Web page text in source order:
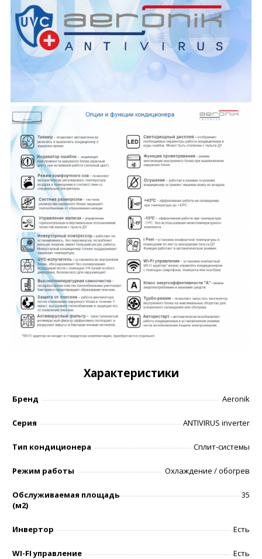
Характеристики
Бренд Aeronik
Серия ANTIVIRUS inverter
Тип кондиционера Сплит-системы
Режим работы Охлаждение / обогрев
Обслуживаемая площадь
(м2)
35
Инвертор Есть
WI-FI управление Есть